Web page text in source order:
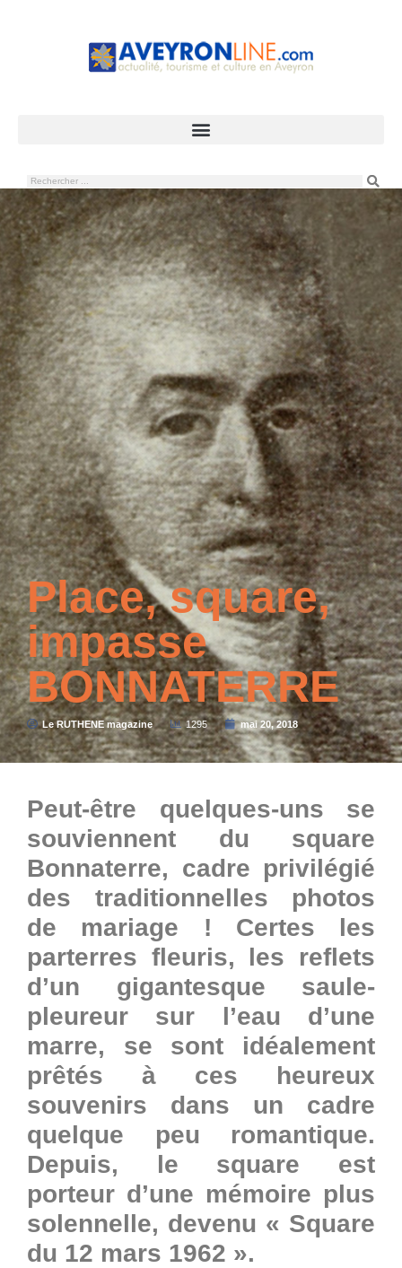
Place, square,
impasse
BONNATERRE
Le RUTHENE magazine 1295 mai 20, 2018
Peut-être quelques-uns se
souviennent du square
Bonnaterre, cadre privilégié
des traditionnelles photos
de mariage ! Certes les
parterres fleuris, les reflets
d’un gigantesque saule-
pleureur sur l’eau d’une
marre, se sont idéalement
prêtés à ces heureux
souvenirs dans un cadre
quelque peu romantique.
Depuis, le square est
porteur d’une mémoire plus
solennelle, devenu « Square
du 12 mars 1962 ».